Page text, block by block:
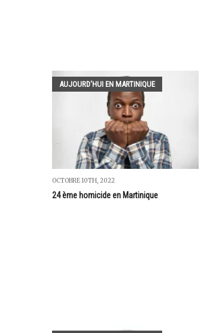
AUJOURD'HUI EN MARTINIQUE
OCTOBRE 10TH, 2022
24 ème homicide en Martinique